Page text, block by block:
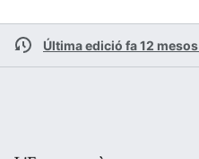
Última edició fa 12 mesos